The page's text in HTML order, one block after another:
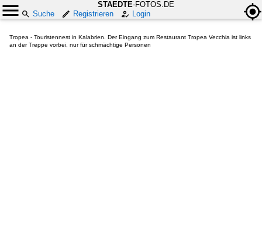
STAEDTE-FOTOS.DE
Suche
Registrieren Login
Tropea - Touristennest in Kalabrien. Der Eingang zum Restaurant Tropea Vecchia ist links
an der Treppe vorbei, nur für schmächtige Personen